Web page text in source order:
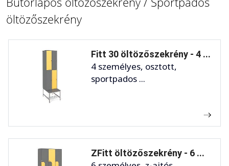
öltözőszekrény
Fitt 30 öltözőszekrény - 4 ...
4 személyes, osztott,
sportpados ...
ZFitt öltözőszekrény - 6 ...